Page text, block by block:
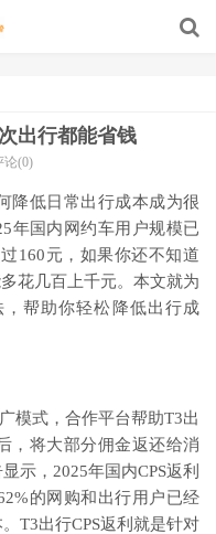
出行都能省钱
论(0)
降低日常出行成本成为很
年国内网约车用户规模已
160元，如果你还不知道
花几百上千元。本文就为
帮助你轻松降低出行成
模式，合作平台帮助T3出
，将大部分佣金返还给消
示，2025年国内CPS返利
的网购和出行用户已经
T3出行CPS返利就是针对